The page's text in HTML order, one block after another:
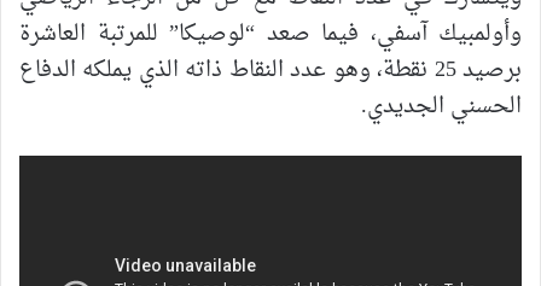
وأولمبيك آسفي، فيما صعد “لوصيكا” للمرتبة العاشرة
برصيد 25 نقطة، وهو عدد النقاط ذاته الذي يملكه الدفاع
الحسني الجديدي.